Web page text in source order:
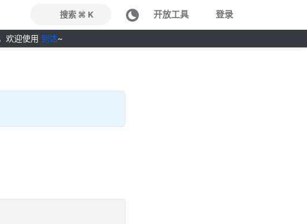
搜索 ⌘ K 开放工具 登录
欢迎使用 到达~